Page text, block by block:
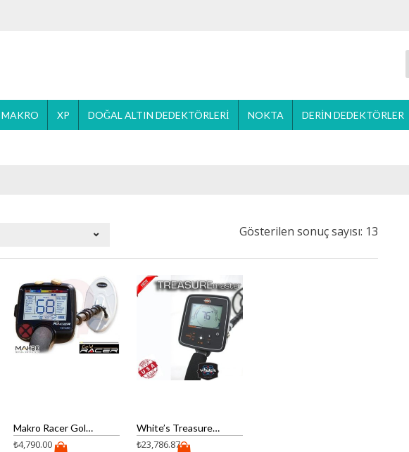
MAKRO XP DOĞAL ALTIN DEDEKTÖRLERI NOKTA DERIN DEDEKTÖRLER
Gösterilen sonuç sayısı: 13
Makro Racer Gold Dedektör( 56 khz )
₺4,790.00
White’s Treasure Master Dedektör
₺23,786.87